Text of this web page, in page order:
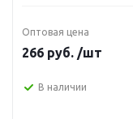
Оптовая цена
266 руб. /шт
В наличии